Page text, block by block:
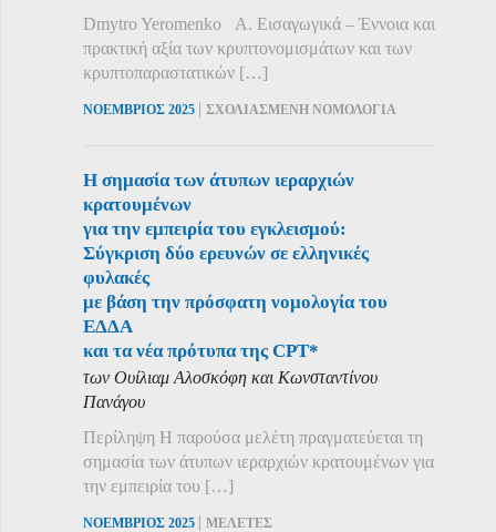
Dmytro Yeromenko Α. Εισαγωγικά – Έννοια και
πρακτική αξία των κρυπτονομισμάτων και των
κρυπτοπαραστατικών […]
ΝΟΕΜΒΡΙΟΣ 2025 | ΣΧΟΛΙΑΣΜΕΝΗ ΝΟΜΟΛΟΓΙΑ
Η σημασία των άτυπων ιεραρχιών
κρατουμένων
για την εμπειρία του εγκλεισμού:
Σύγκριση δύο ερευνών σε ελληνικές
φυλακές
με βάση την πρόσφατη νομολογία του
ΕΔΔΑ
και τα νέα πρότυπα της CPT*
των Ουίλιαμ Αλοσκόφη και Κωνσταντίνου
Πανάγου
Περίληψη Η παρούσα μελέτη πραγματεύεται τη
σημασία των άτυπων ιεραρχιών κρατουμένων για
την εμπειρία του […]
ΝΟΕΜΒΡΙΟΣ 2025 | ΜΕΛΕΤΕΣ